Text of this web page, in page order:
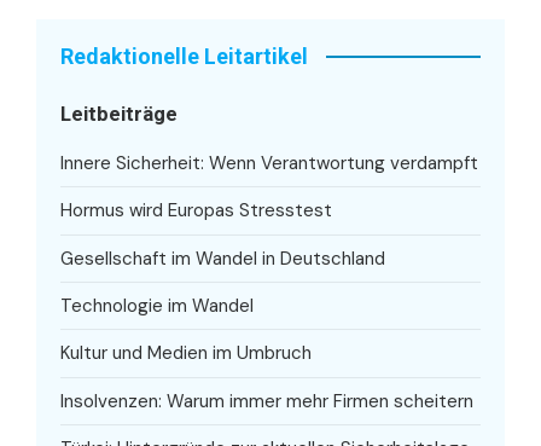
Redaktionelle Leitartikel
Leitbeiträge
Innere Sicherheit: Wenn Verantwortung verdampft
Hormus wird Europas Stresstest
Gesellschaft im Wandel in Deutschland
Technologie im Wandel
Kultur und Medien im Umbruch
Insolvenzen: Warum immer mehr Firmen scheitern